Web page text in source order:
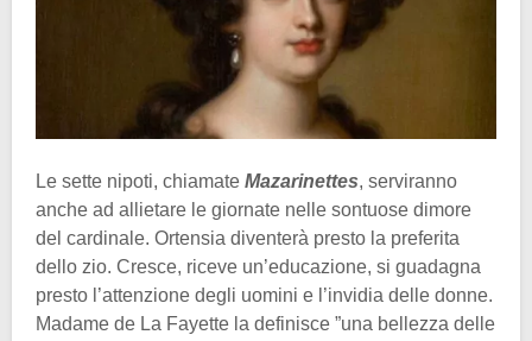
Le sette nipoti, chiamate Mazarinettes, serviranno
anche ad allietare le giornate nelle sontuose dimore
del cardinale. Ortensia diventerà presto la preferita
dello zio. Cresce, riceve un’educazione, si guadagna
presto l’attenzione degli uomini e l’invidia delle donne.
Madame de La Fayette la definisce ”una bellezza delle